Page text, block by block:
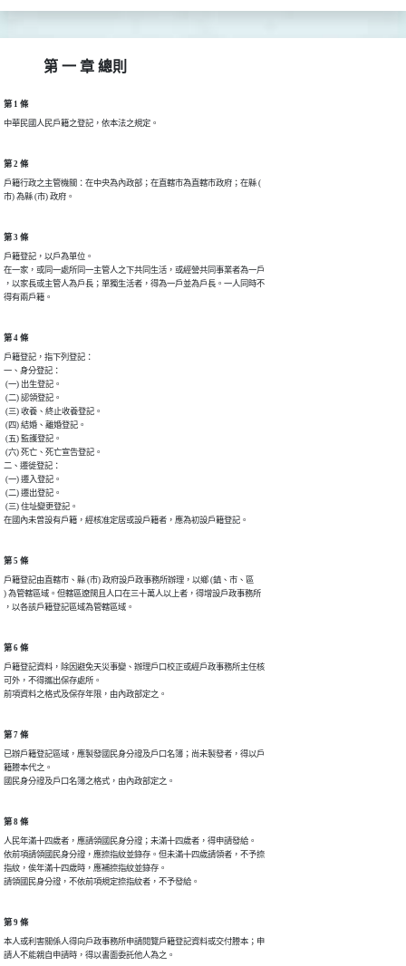
第 一 章 總則
第 1 條
中華民國人民戶籍之登記，依本法之規定。
第 2 條
戶籍行政之主管機關：在中央為內政部；在直轄市為直轄市政府；在縣 (
市) 為縣 (市) 政府。
第 3 條
戶籍登記，以戶為單位。
在一家，或同一處所同一主管人之下共同生活，或經營共同事業者為一戶
，以家長或主管人為戶長；單獨生活者，得為一戶並為戶長。一人同時不
得有兩戶籍。
第 4 條
戶籍登記，指下列登記：
一、身分登記：
(一) 出生登記。
(二) 認領登記。
(三) 收養、終止收養登記。
(四) 結婚、離婚登記。
(五) 監護登記。
(六) 死亡、死亡宣告登記。
二、遷徙登記：
(一) 遷入登記。
(二) 遷出登記。
(三) 住址變更登記。
在國內未曾設有戶籍，經核准定居或設戶籍者，應為初設戶籍登記。
第 5 條
戶籍登記由直轄市、縣 (市) 政府設戶政事務所辦理，以鄉 (鎮、市、區
) 為管轄區域。但轄區遼闊且人口在三十萬人以上者，得增設戶政事務所
，以各該戶籍登記區域為管轄區域。
第 6 條
戶籍登記資料，除因避免天災事變、辦理戶口校正或經戶政事務所主任核
可外，不得攜出保存處所。
前項資料之格式及保存年限，由內政部定之。
第 7 條
已辦戶籍登記區域，應製發國民身分證及戶口名簿；尚未製發者，得以戶
籍謄本代之。
國民身分證及戶口名簿之格式，由內政部定之。
第 8 條
人民年滿十四歲者，應請領國民身分證；未滿十四歲者，得申請發給。
依前項請領國民身分證，應捺指紋並錄存。但未滿十四歲請領者，不予捺
指紋，俟年滿十四歲時，應補捺指紋並錄存。
請領國民身分證，不依前項規定捺指紋者，不予發給。
第 9 條
本人或利害關係人得向戶政事務所申請閱覽戶籍登記資料或交付謄本；申
請人不能親自申請時，得以書面委託他人為之。